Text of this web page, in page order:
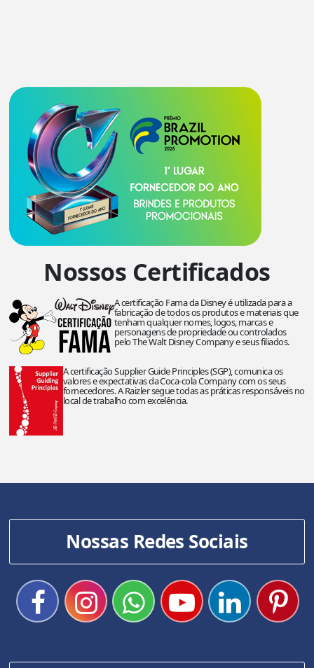
Nossos Certificados
A certificação Fama da Disney é utilizada para a
fabricação de todos os produtos e materiais que
tenham qualquer nomes, logos, marcas e
personagens de propriedade ou controlados
pelo The Walt Disney Company e seus filiados.
A certificação Supplier Guide Principles (SGP), comunica os
valores e expectativas da Coca-cola Company com os seus
fornecedores. A Raizler segue todas as práticas responsáveis no
local de trabalho com excelência.
Nossas Redes Sociais